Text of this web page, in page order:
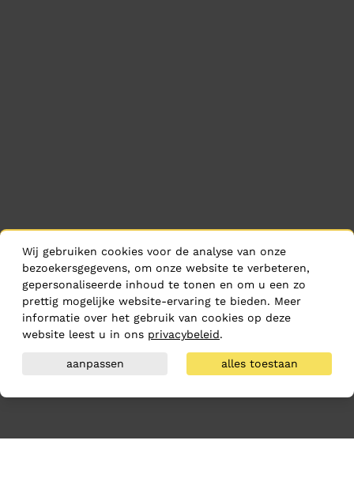
Wij gebruiken cookies voor de analyse van onze
bezoekersgegevens, om onze website te verbeteren,
gepersonaliseerde inhoud te tonen en om u een zo
prettig mogelijke website-ervaring te bieden. Meer
informatie over het gebruik van cookies op deze
website leest u in ons privacybeleid.
aanpassen alles toestaan